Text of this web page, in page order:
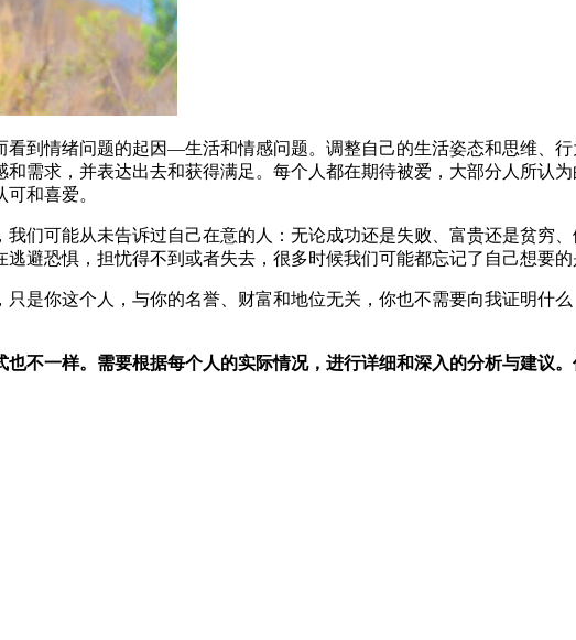
到情绪问题的起因—生活和情感问题。调整自己的生活姿态和思维、
需求，并表达出去和获得满足。每个人都在期待被爱，大部分人所认
和喜爱。
们可能从未告诉过自己在意的人：无论成功还是失败、富贵还是贫穷
避恐惧，担忧得不到或者失去，很多时候我们可能都忘记了自己想要的
是你这个人，与你的名誉、财富和地位无关，你也不需要向我证明什
不一样。需要根据每个人的实际情况，进行详细和深入的分析与建议